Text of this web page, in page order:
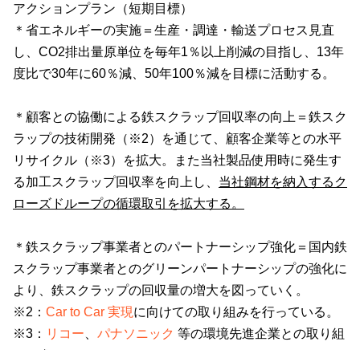
アクションプラン（短期目標）
＊ 省エネルギーの実施 ＝ 生産・調達・輸送プロセス見直
し、 CO2排出量原単位を毎年1 ％以上削減の目指し、 13年
度比で30年に60％減、 50年100％減を目標に活動する。
＊ 顧客との協働による鉄スクラップ回収率の向上 ＝ 鉄スク
ラップの技術開発（※2）を通じて、顧客企業等との水平
リサイクル（※3）を拡大。また当社製品使用時に発生す
る加工スクラップ回収率を向上し、 当社鋼材を納入するク
ローズドループの循環取引を拡大する。
＊ 鉄スクラップ事業者とのパートナーシップ強化 ＝ 国内鉄
スクラップ事業者とのグリーンパートナーシップの強化に
より、鉄スクラップの回収量の増大を図っていく。
※2 ： Car to Car 実現に向けての取り組みを行っている。
※3 ： リコー パナソニック 等の環境先進企業との取り組